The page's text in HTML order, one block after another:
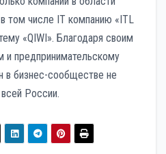
том числе IT компанию «ITL
«QIWI». Благодаря своим
и предпринимательскому
в бизнес-сообществе не
России.